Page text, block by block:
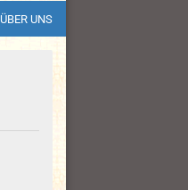
ÜBER UNS